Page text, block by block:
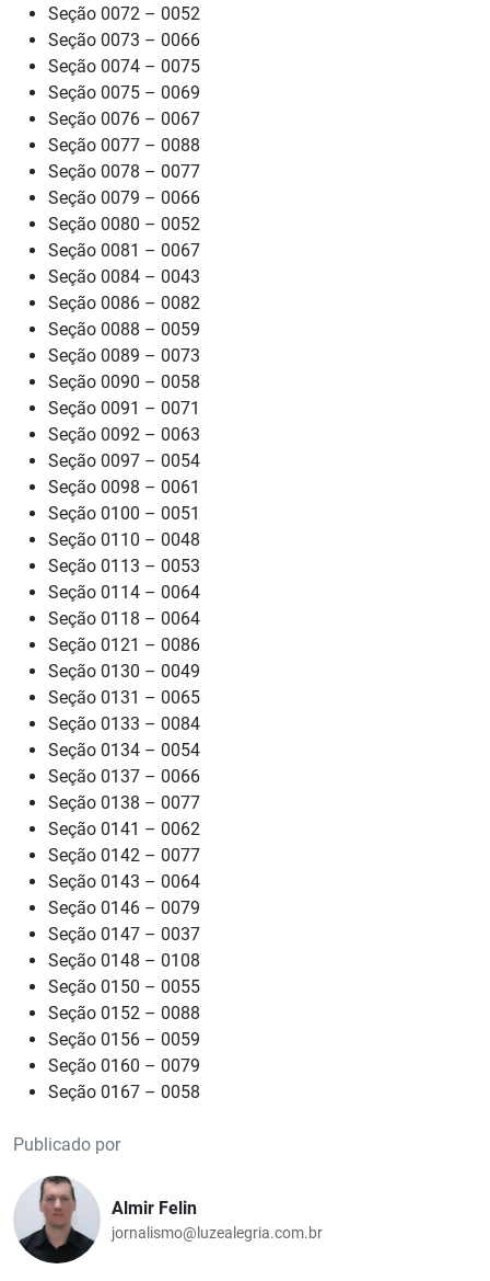
Seção 0072 – 0052
Seção 0073 – 0066
Seção 0074 – 0075
Seção 0075 – 0069
Seção 0076 – 0067
Seção 0077 – 0088
Seção 0078 – 0077
Seção 0079 – 0066
Seção 0080 – 0052
Seção 0081 – 0067
Seção 0084 – 0043
Seção 0086 – 0082
Seção 0088 – 0059
Seção 0089 – 0073
Seção 0090 – 0058
Seção 0091 – 0071
Seção 0092 – 0063
Seção 0097 – 0054
Seção 0098 – 0061
Seção 0100 – 0051
Seção 0110 – 0048
Seção 0113 – 0053
Seção 0114 – 0064
Seção 0118 – 0064
Seção 0121 – 0086
Seção 0130 – 0049
Seção 0131 – 0065
Seção 0133 – 0084
Seção 0134 – 0054
Seção 0137 – 0066
Seção 0138 – 0077
Seção 0141 – 0062
Seção 0142 – 0077
Seção 0143 – 0064
Seção 0146 – 0079
Seção 0147 – 0037
Seção 0148 – 0108
Seção 0150 – 0055
Seção 0152 – 0088
Seção 0156 – 0059
Seção 0160 – 0079
Seção 0167 – 0058
Publicado por
Almir Felin
jornalismo@luzealegria.com.br